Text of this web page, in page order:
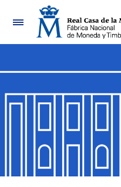
Navegación
Mostrar/Ocultar
Mostrar/Ocultar
Mostrar/Ocultar